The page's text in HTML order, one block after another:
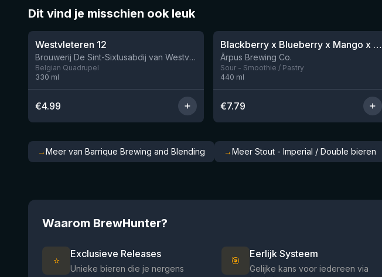
Dit vind je misschien ook leuk
★4.46
Westvleteren 12
Brouwerij De Sint-Sixtusabdij van Westvleteren
Belgian Quadrupel
330 ml
€4.99
Nog 9Blackberry x Blueberry x Mango x Pineapple x Peanut Butter Smoothie Sour Ale
Ārpus Brewing Co.
Sour - Smoothie / Pastry
440 ml
€7.79
→Meer van Barrique Brewing and Blending →Meer Stout - Imperial / Double bieren
Waarom BrewHunter?
⭐
Exclusieve Releases
Unieke bieren die je nergens
🎯
Eerlijk Systeem
Gelijke kans voor iedereen via